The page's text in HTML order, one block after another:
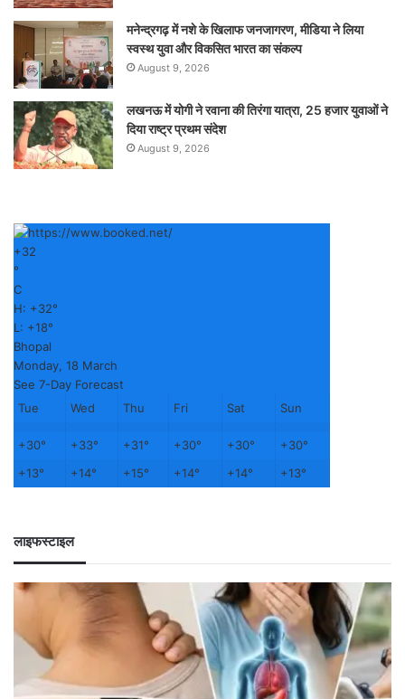
मनेन्द्रगढ़ में नशे के खिलाफ जनजागरण, मीडिया ने लिया
स्वस्थ युवा और विकसित भारत का संकल्प
August 9, 2026
लखनऊ में योगी ने रवाना की तिरंगा यात्रा, 25 हजार युवाओं ने
दिया राष्ट्र प्रथम संदेश
August 9, 2026
+32
°
C
H: +32°
L: +18°
Bhopal
Monday, 18 March
See 7-Day Forecast
Tue
Wed Thu Fri Sat Sun
+30° +33° +31° +30° +30° +30°
+13° +14° +15° +14° +14° +13°
लाइफस्टाइल